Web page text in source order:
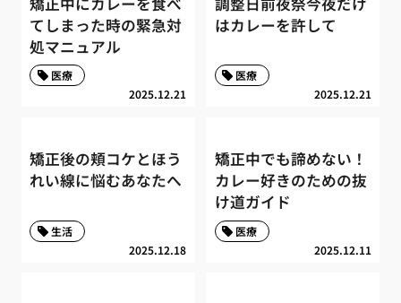
てしまった時の緊急対
処マニュアル
2025.12.21
医療
はカレーを許して
2025.12.21
医療
矯正後の頬コケとほう
れい線に悩むあなたへ
2025.12.18
生活
矯正中でも諦めない！
カレー好きのための抜
け道ガイド
2025.12.11
医療